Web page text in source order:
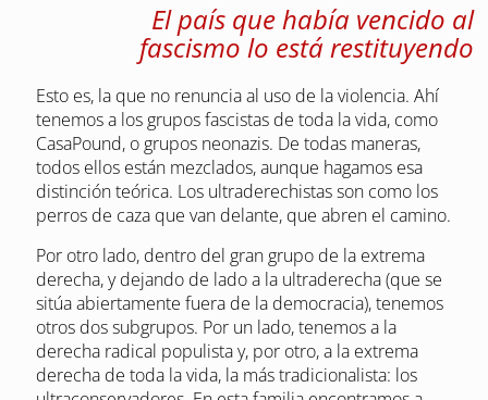
El país que había vencido al
fascismo lo está restituyendo
Esto es, la que no renuncia al uso de la violencia. Ahí
tenemos a los grupos fascistas de toda la vida, como
CasaPound, o grupos neonazis. De todas maneras,
todos ellos están mezclados, aunque hagamos esa
distinción teórica. Los ultraderechistas son como los
perros de caza que van delante, que abren el camino.
Por otro lado, dentro del gran grupo de la extrema
derecha, y dejando de lado a la ultraderecha (que se
sitúa abiertamente fuera de la democracia), tenemos
otros dos subgrupos. Por un lado, tenemos a la
derecha radical populista y, por otro, a la extrema
derecha de toda la vida, la más tradicionalista: los